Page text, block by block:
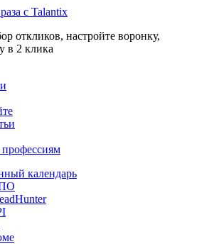
с Talantix
откликов, настройте воронку,
в 2 клика
календарь
ПО